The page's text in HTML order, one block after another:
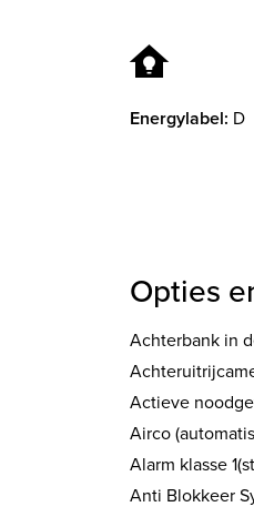
Energylabel: D
Opties
Achterbank in
Actieve
Airco
Alarm klasse
Anti Blokkeer